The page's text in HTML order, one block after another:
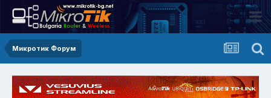
Микротик Форум